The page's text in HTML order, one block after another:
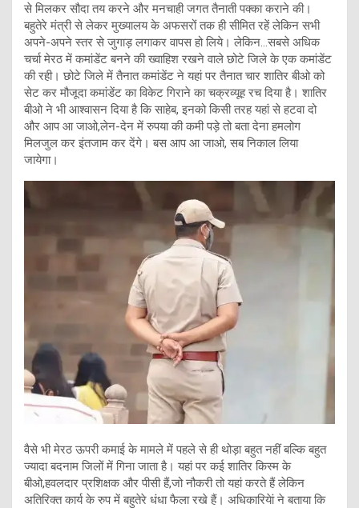
से मिलकर सौदा तय करने और मनचाही जगत तैनाती पक्का कराने की।
बहुतेरे मंत्री से लेकर मुख्यालय के अफसरों तक ही सीमित रहें लेकिन सभी
अपने-अपने स्तर से जुगाड़ लगाकर वापस हो लिये। लेकिन…सबसे अधिक
चर्चा मेरठ में कमांडेंट बनने की ख्वाहिश रखने वाले छोटे जिले के एक कमांडेंट
की रही। छोटे जिले में तैनात कमांडेंट ने यहां पर तैनात चार शातिर बीओ को
सेट कर मौजूदा कमांडेंट का विकेट गिराने का चक्रव्यूह रच दिया है। शातिर
बीओ ने भी आश्वासन दिया है कि साहेब, इनको किसी तरह यहां से हटवा दो
और आप आ जाओ,लेन-देन में रुपया की कमी पड़े तो बता देना हमलोग
मिलजुल कर इंतजाम कर देंगे। बस आप आ जाओ, सब निकाल लिया
जायेगा।
वैसे भी मेरठ ऊपरी कमाई के मामले में पहले से ही थोड़ा बहुत नहीं बल्कि बहुत
ज्यादा बदनाम जिलों में गिना जाता है। यहां पर कई शातिर किस्म के
बीओ,हवलदार प्रशिक्षक और पीसी हैं,जो नौकरी तो यहां करते हैं लेकिन
अतिरिक्त कार्य के रुप में बहुतेरे धंधा फैला रखे हैं। अधिकारियेां ने बताया कि